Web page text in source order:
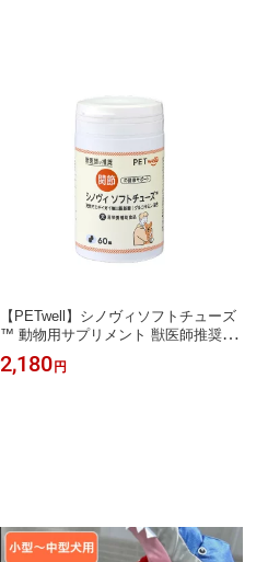
【PETwell】シノヴィソフトチューズ
™ 動物用サプリメント 獣医師推奨品
関節の健康サポート 犬用栄養補助食
品 疾患の治療 予防のサポート 関節炎
2,180 円